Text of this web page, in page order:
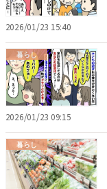
2026/01/23 15:40
暮らし
2026/01/23 09:15
暮らし